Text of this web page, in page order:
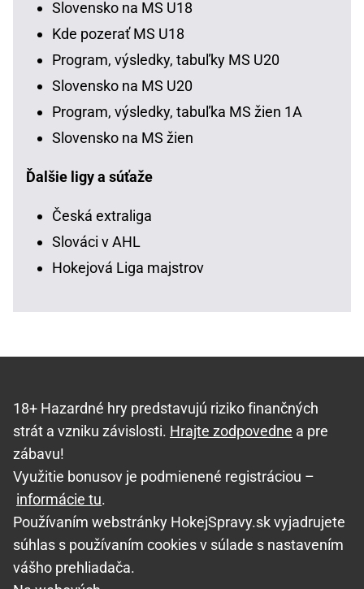
Slovensko na MS U18
Kde pozerať MS U18
Program, výsledky, tabuľky MS U20
Slovensko na MS U20
Program, výsledky, tabuľka MS žien 1A
Slovensko na MS žien
Ďalšie ligy a súťaže
Česká extraliga
Slováci v AHL
Hokejová Liga majstrov
18+ Hazardné hry predstavujú riziko finančných
strát a vzniku závislosti. Hrajte zodpovedne a pre
zábavu!
Využitie bonusov je podmienené registráciou –
informácie tu.
Používaním webstránky HokejSpravy.sk vyjadrujete
súhlas s používaním cookies v súlade s nastavením
vášho prehliadača.